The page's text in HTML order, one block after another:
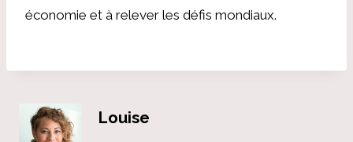
économie et à relever les défis mondiaux.
Louise